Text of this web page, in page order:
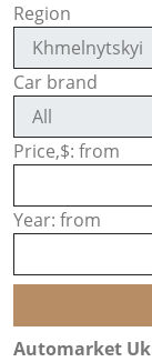
Region
Car brand
Price,$: from
Year: from
Automarket